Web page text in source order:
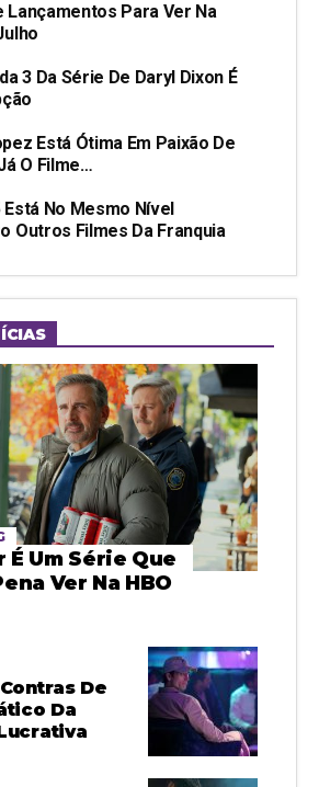
Lançamentos Para Ver Na
3 Da Série De Daryl Dixon É
Está Ótima Em Paixão De
O Filme…
No Mesmo Nível
Outros Filmes Da Franquia
É Um Série Que
Ver Na HBO
De
Da